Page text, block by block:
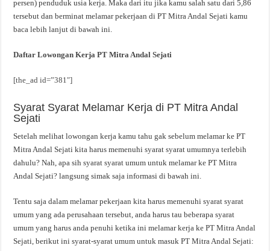
persen) penduduk usia kerja. Maka dari itu jika kamu salah satu dari 5,86
tersebut dan berminat melamar pekerjaan di PT Mitra Andal Sejati kamu
baca lebih lanjut di bawah ini.
Daftar Lowongan Kerja PT Mitra Andal Sejati
[the_ad id=”381″]
Syarat Syarat Melamar Kerja di PT Mitra Andal
Sejati
Setelah melihat lowongan kerja kamu tahu gak sebelum melamar ke PT
Mitra Andal Sejati kita harus memenuhi syarat syarat umumnya terlebih
dahulu? Nah, apa sih syarat syarat umum untuk melamar ke PT Mitra
Andal Sejati? langsung simak saja informasi di bawah ini.
Tentu saja dalam melamar pekerjaan kita harus memenuhi syarat syarat
umum yang ada perusahaan tersebut, anda harus tau beberapa syarat
umum yang harus anda penuhi ketika ini melamar kerja ke PT Mitra Andal
Sejati, berikut ini syarat-syarat umum untuk masuk PT Mitra Andal Sejati: